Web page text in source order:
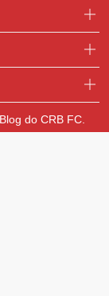
do CRB FC.